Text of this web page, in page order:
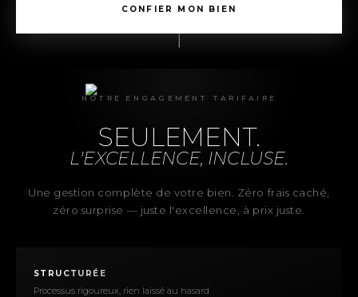
CONFIER MON BIEN
NOTRE ENGAGEMENT TARIFAIRE
SEULEMENT.
L'EXCELLENCE, INCLUSE.
Une gestion complète de votre bien. Zéro frais caché,
zéro surprise — juste l'excellence, à prix juste.
STRUCTURÉE
Processus rigoureux, rien laissé au hasard